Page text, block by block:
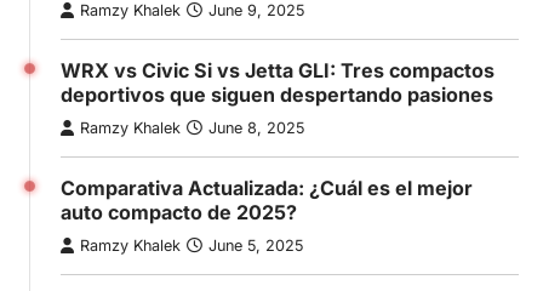
Ramzy Khalek June 9, 2025
WRX vs Civic Si vs Jetta GLI: Tres compactos
deportivos que siguen despertando pasiones
Ramzy Khalek June 8, 2025
Comparativa Actualizada: ¿Cuál es el mejor
auto compacto de 2025?
Ramzy Khalek June 5, 2025